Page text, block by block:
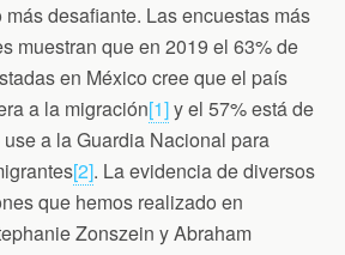
desafiante. Las encuestas más
muestran que en 2019 el 63% de
en México cree que el país
a la migración[1]y el 57% está de
a la Guardia Nacional para
[2]. La evidencia de diversos
que hemos realizado en
Zonszein y Abraham